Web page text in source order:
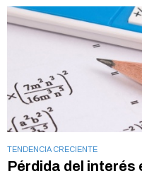
TENDENCIA CRECIENTE
Pérdida del interés